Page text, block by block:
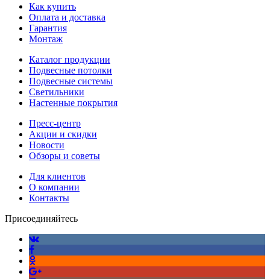
Как купить
Оплата и доставка
Гарантия
Монтаж
Каталог продукции
Подвесные потолки
Подвесные системы
Светильники
Настенные покрытия
Пресс-центр
Акции и скидки
Новости
Обзоры и советы
Для клиентов
О компании
Контакты
Присоединяйтесь